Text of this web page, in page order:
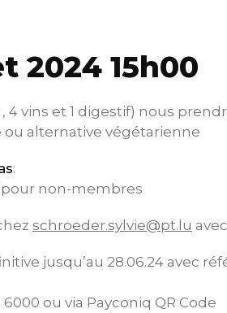
2024 15h00
4 vins et 1 digestif) nous
alternative végétarienne
:
non-membres
schroeder.sylvie@pt.lu
jusqu’au 28.06.24 avec
6000 ou via Payconiq QR Code